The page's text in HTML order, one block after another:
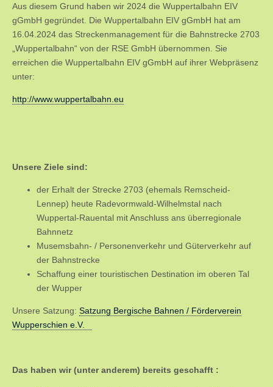
Aus diesem Grund haben wir 2024 die Wuppertalbahn EIV
gGmbH gegründet. Die Wuppertalbahn EIV gGmbH hat am
16.04.2024 das Streckenmanagement für die Bahnstrecke 2703
„Wuppertalbahn“ von der RSE GmbH übernommen. Sie
erreichen die Wuppertalbahn EIV gGmbH auf ihrer Webpräsenz
unter:
http://www.wuppertalbahn.eu
Unsere Ziele sind:
der Erhalt der Strecke 2703 (ehemals Remscheid-
Lennep) heute Radevormwald-Wilhelmstal nach
Wuppertal-Rauental mit Anschluss ans überregionale
Bahnnetz
Musemsbahn- / Personenverkehr und Güterverkehr auf
der Bahnstrecke
Schaffung einer touristischen Destination im oberen Tal
der Wupper
Unsere Satzung: Satzung Bergische Bahnen / Förderverein
Wupperschien e.V.
Das haben wir (unter anderem) bereits geschafft :